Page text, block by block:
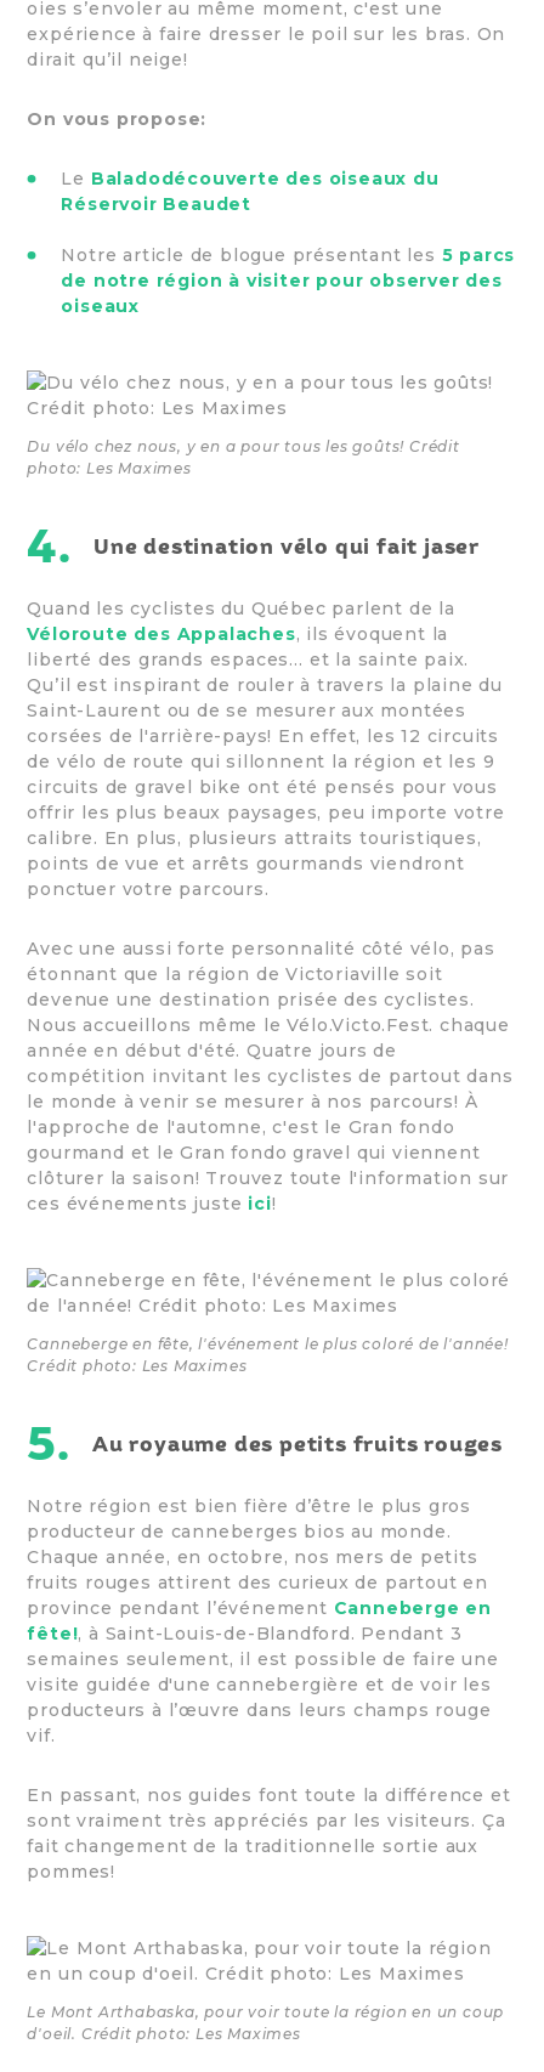
oies s’envoler au même moment, c'est une
expérience à faire dresser le poil sur les bras. On
dirait qu’il neige!
On vous propose:
Le Baladodécouverte des oiseaux du
Réservoir Beaudet
Notre article de blogue présentant les 5 parcs
de notre région à visiter pour observer des
oiseaux
Du vélo chez nous, y en a pour tous les goûts! Crédit
photo: Les Maximes
4. Une destination vélo qui fait jaser
Quand les cyclistes du Québec parlent de la
Véloroute des Appalaches, ils évoquent la
liberté des grands espaces… et la sainte paix.
Qu’il est inspirant de rouler à travers la plaine du
Saint-Laurent ou de se mesurer aux montées
corsées de l'arrière-pays! En effet, les 12 circuits
de vélo de route qui sillonnent la région et les 9
circuits de gravel bike ont été pensés pour vous
offrir les plus beaux paysages, peu importe votre
calibre. En plus, plusieurs attraits touristiques,
points de vue et arrêts gourmands viendront
ponctuer votre parcours.
Avec une aussi forte personnalité côté vélo, pas
étonnant que la région de Victoriaville soit
devenue une destination prisée des cyclistes.
Nous accueillons même le Vélo.Victo.Fest. chaque
année en début d'été. Quatre jours de
compétition invitant les cyclistes de partout dans
le monde à venir se mesurer à nos parcours! À
l'approche de l'automne, c'est le Gran fondo
gourmand et le Gran fondo gravel qui viennent
clôturer la saison! Trouvez toute l'information sur
ces événements juste ici!
Canneberge en fête, l'événement le plus coloré de l'année!
Crédit photo: Les Maximes
5. Au royaume des petits fruits rouges
Notre région est bien fière d’être le plus gros
producteur de canneberges bios au monde.
Chaque année, en octobre, nos mers de petits
fruits rouges attirent des curieux de partout en
province pendant l’événement Canneberge en
fête!, à Saint-Louis-de-Blandford. Pendant 3
semaines seulement, il est possible de faire une
visite guidée d'une cannebergière et de voir les
producteurs à l’œuvre dans leurs champs rouge
vif.
En passant, nos guides font toute la différence et
sont vraiment très appréciés par les visiteurs. Ça
fait changement de la traditionnelle sortie aux
pommes!
Le Mont Arthabaska, pour voir toute la région en un coup
d'oeil. Crédit photo: Les Maximes